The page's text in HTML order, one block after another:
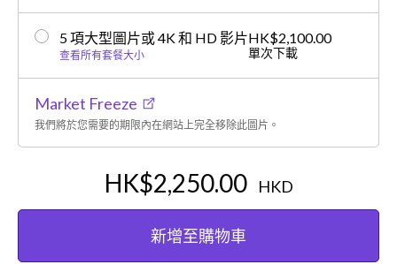
5 項大型圖片或 4K 和 HD 影片
查看所有套餐大小
HK$2,100.00
單次下載
Market Freeze
我們將於您需要的期限內在網站上完全移除此圖片。
HK$2,250.00 HKD
新增至購物車